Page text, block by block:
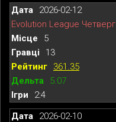
2026-02-12
Evolution League Четверг
5
13
361.35
5.07
2:4
2026-02-10